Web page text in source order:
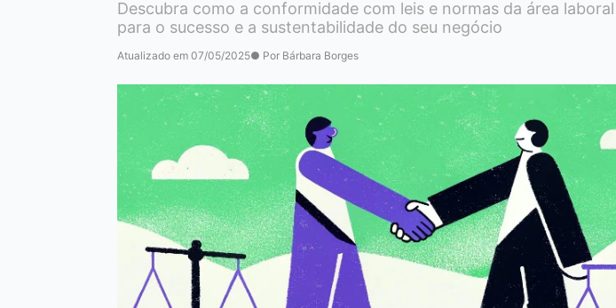
Descubra como a conformidade com leis e normas da área
para o sucesso e a sustentabilidade do seu negócio
Atualizado em 07/05/2025● Por Bárbara Borges